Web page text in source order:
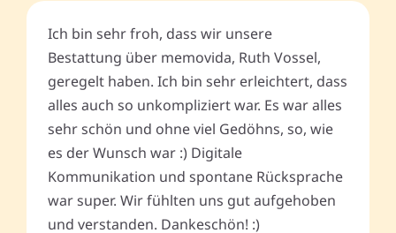
Ich bin sehr froh, dass wir unsere
Bestattung über memovida, Ruth Vossel,
geregelt haben. Ich bin sehr erleichtert, dass
alles auch so unkompliziert war. Es war alles
sehr schön und ohne viel Gedöhns, so, wie
es der Wunsch war :) Digitale
Kommunikation und spontane Rücksprache
war super. Wir fühlten uns gut aufgehoben
und verstanden. Dankeschön! :)